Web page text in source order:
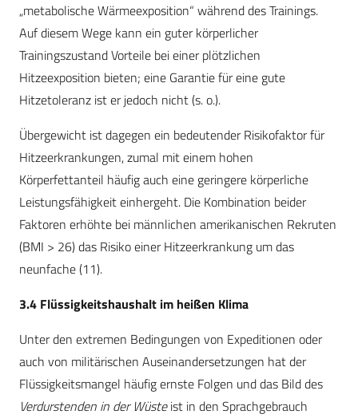
„metabolische Wärmeexposition“ während des Trainings.
Auf diesem Wege kann ein guter körperlicher
Trainingszustand Vorteile bei einer plötzlichen
Hitzeexposition bieten; eine Garantie für eine gute
Hitzetoleranz ist er jedoch nicht (s. o.).
Übergewicht ist dagegen ein bedeutender Risikofaktor für
Hitzeerkrankungen, zumal mit einem hohen
Körperfettanteil häufig auch eine geringere körperliche
Leistungsfähigkeit einhergeht. Die Kombination beider
Faktoren erhöhte bei männlichen amerikanischen Rekruten
(BMI > 26) das Risiko einer Hitzeerkrankung um das
neunfache (11).
3.4 Flüssigkeitshaushalt im heißen Klima
Unter den extremen Bedingungen von Expeditionen oder
auch von militärischen Auseinandersetzungen hat der
Flüssigkeitsmangel häufig ernste Folgen und das Bild des
Verdurstenden in der Wüsteist in den Sprachgebrauch